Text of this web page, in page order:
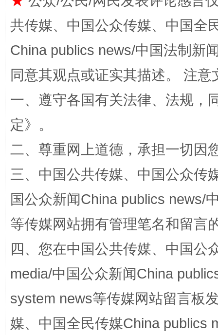
揭批美国五大"原罪" "炒
解纷+调解+退费，一次搞定
共传媒、中国公众传媒、中国全
China publics news/中国法制新
同意其观点或证实其描述。 注
一、遵守各国有关法律、法规，
定》。
二、尊重网上道德，承担一切因
三、中国公共传媒、中国公众传
国公众新闻China publics news/
等传媒网站拥有管理笔名和留言
四、您在中国公共传媒、中国公
media/中国公众新闻China
system news等传媒网站留言板
媒、中国全民传媒China publics